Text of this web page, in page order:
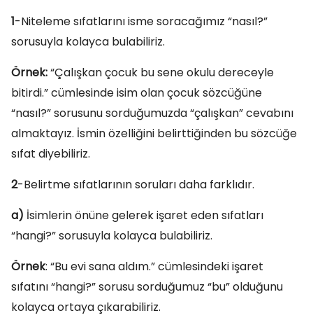
1-Niteleme sıfatlarını isme soracağımız “nasıl?”
sorusuyla kolayca bulabiliriz.
Örnek:“Çalışkan çocuk bu sene okulu dereceyle
bitirdi.” cümlesinde isim olan çocuk sözcüğüne
“nasıl?” sorusunu sorduğumuzda “çalışkan” cevabını
almaktayız. İsmin özelliğini belirttiğinden bu sözcüğe
sıfat diyebiliriz.
2-Belirtme sıfatlarının soruları daha farklıdır.
a) İsimlerin önüne gelerek işaret eden sıfatları
“hangi?” sorusuyla kolayca bulabiliriz.
Örnek: “Bu evi sana aldım.” cümlesindeki işaret
sıfatını “hangi?” sorusu sorduğumuz “bu” olduğunu
kolayca ortaya çıkarabiliriz.